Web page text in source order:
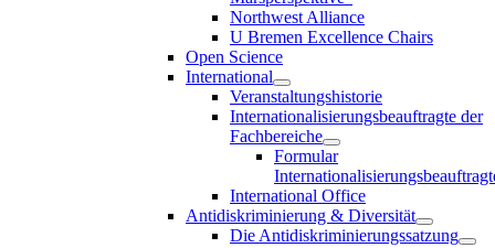
Northwest Alliance
U Bremen Excellence Chairs
Open Science
International
Veranstaltungshistorie
Internationalisierungsbeauftragte der
Fachbereiche
Formular
International Office
Antidiskriminierung & Diversität
Die Antidiskriminierungssatzung